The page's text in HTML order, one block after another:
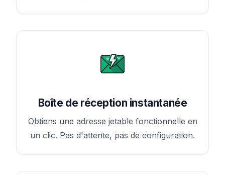
Boîte de réception instantanée
Obtiens une adresse jetable fonctionnelle en
un clic. Pas d'attente, pas de configuration.